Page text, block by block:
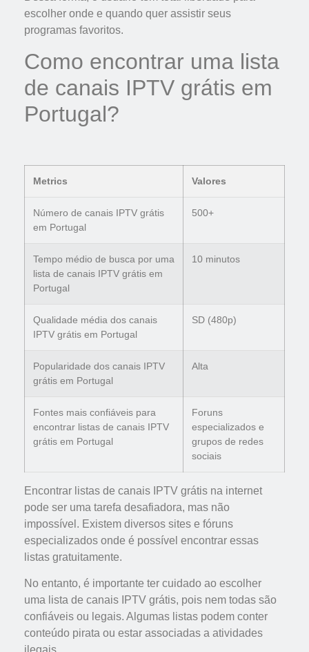
escolher onde e quando quer assistir seus
programas favoritos.
Como encontrar uma lista
de canais IPTV grátis em
Portugal?
Metrics Valores
Número de canais IPTV grátis
em Portugal
500+
Tempo médio de busca por uma
lista de canais IPTV grátis em
Portugal
10 minutos
Qualidade média dos canais
IPTV grátis em Portugal
SD (480p)
Popularidade dos canais IPTV
grátis em Portugal
Alta
Fontes mais confiáveis para
encontrar listas de canais IPTV
grátis em Portugal
Foruns
especializados e
grupos de redes
sociais
Encontrar listas de canais IPTV grátis na internet
pode ser uma tarefa desafiadora, mas não
impossível. Existem diversos sites e fóruns
especializados onde é possível encontrar essas
listas gratuitamente.
No entanto, é importante ter cuidado ao escolher
uma lista de canais IPTV grátis, pois nem todas são
confiáveis ou legais. Algumas listas podem conter
conteúdo pirata ou estar associadas a atividades